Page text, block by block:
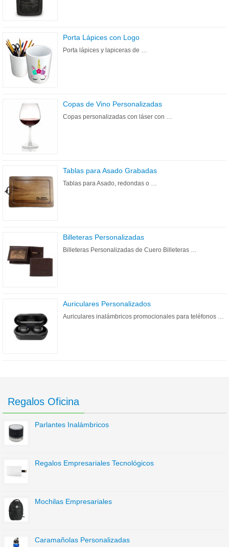
Porta Lápices con Logo
Porta lápices y lapiceras de …
Copas de Vino Personalizadas
Copas personalizadas con láser con …
Tablas para Asado Grabadas
Tablas para Asado, redondas o …
Billeteras Personalizadas
Billeteras Personalizadas de Cuero Billeteras …
Auriculares Personalizados
Auriculares inalámbricos promocionales para teléfonos …
Regalos Oficina
Parlantes Inalámbricos
Regalos Empresariales Tecnológicos
Mochilas Empresariales
Caramañolas Personalizadas